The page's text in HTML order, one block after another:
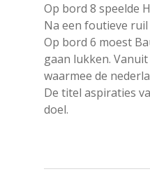
Op bord 8 speelde
Na een foutieve
Op bord 6 moest
gaan lukken.
waarmee de
De titel aspiraties
doel.